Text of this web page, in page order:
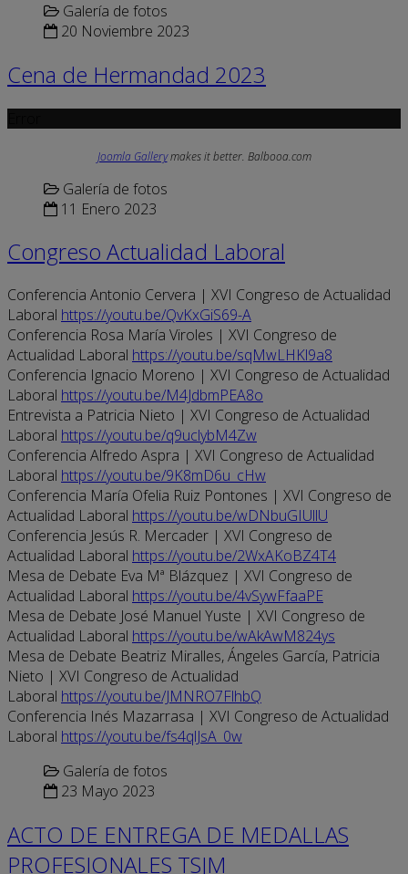
Galería de fotos
20 Noviembre 2023
Cena de Hermandad 2023
Joomla Gallerymakes it better. Balbooa.com
Galería de fotos
11 Enero 2023
Congreso Actualidad Laboral
Conferencia Antonio Cervera | XVI Congreso de Actualidad
Laboral https://youtu.be/QvKxGiS69-A
Conferencia Rosa María Viroles | XVI Congreso de
Actualidad Laboral https://youtu.be/sqMwLHKl9a8
Conferencia Ignacio Moreno | XVI Congreso de Actualidad
Laboral https://youtu.be/M4JdbmPEA8o
Entrevista a Patricia Nieto | XVI Congreso de Actualidad
Laboral https://youtu.be/q9uclybM4Zw
Conferencia Alfredo Aspra | XVI Congreso de Actualidad
Laboral https://youtu.be/9K8mD6u_cHw
Conferencia María Ofelia Ruiz Pontones | XVI Congreso de
Actualidad Laboral https://youtu.be/wDNbuGIUllU
Conferencia Jesús R. Mercader | XVI Congreso de
Actualidad Laboral https://youtu.be/2WxAKoBZ4T4
Mesa de Debate Eva Mª Blázquez | XVI Congreso de
Actualidad Laboral https://youtu.be/4vSywFfaaPE
Mesa de Debate José Manuel Yuste | XVI Congreso de
Actualidad Laboral https://youtu.be/wAkAwM824ys
Mesa de Debate Beatriz Miralles, Ángeles García, Patricia
Nieto | XVI Congreso de Actualidad
Laboral https://youtu.be/JMNRO7FlhbQ
Conferencia Inés Mazarrasa | XVI Congreso de Actualidad
Laboral https://youtu.be/fs4qlJsA_0w
Galería de fotos
23 Mayo 2023
ACTO DE ENTREGA DE MEDALLAS
PROFESIONALES TSJM